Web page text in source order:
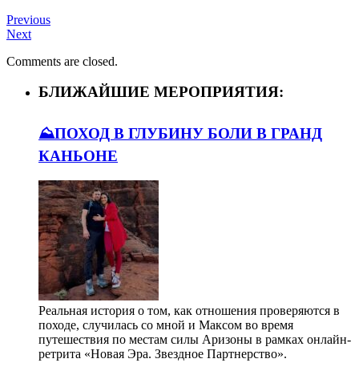
Previous
Next
Comments are closed.
БЛИЖАЙШИЕ МЕРОПРИЯТИЯ:
⛰️ПОХОД В ГЛУБИНУ БОЛИ В ГРАНД
КАНЬОНЕ
Реальная история о том, как отношения проверяются в
походе, случилась со мной и Максом во время
путешествия по местам силы Аризоны в рамках онлайн-
ретрита «Новая Эра. Звездное Партнерство».